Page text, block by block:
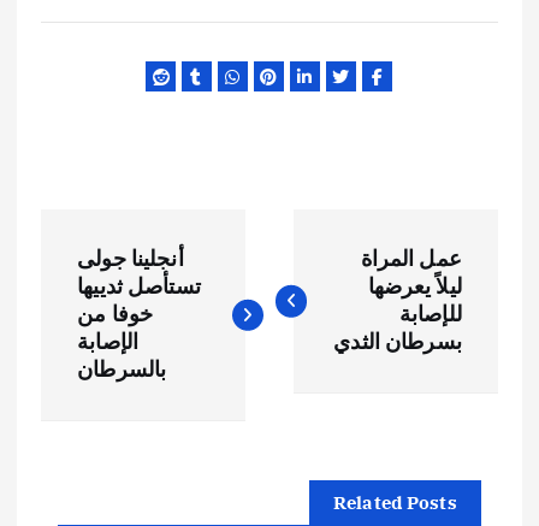
ص
عمل المراة
ليلاً يعرضها
للإصابة
بسرطان الثدي
أنجلينا جولى
تستأصل ثدييها
خوفا من
الإصابة
بالسرطان
Related Posts